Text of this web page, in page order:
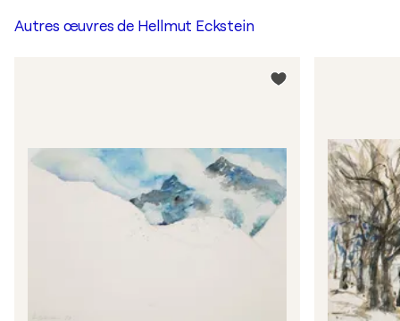
Autres œuvres de Hellmut Eckstein